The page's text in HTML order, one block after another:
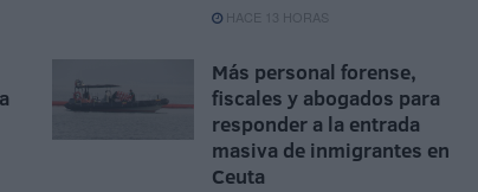
HACE 13 HORAS
Más personal forense,
fiscales y abogados para
responder a la entrada
masiva de inmigrantes en
Ceuta